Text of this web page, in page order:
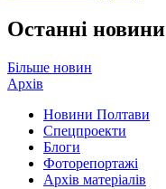
Останні новини
Більше новин
Архів
Новини Полтави
Спецпроекти
Блоги
Фоторепортажі
Архів матеріалів